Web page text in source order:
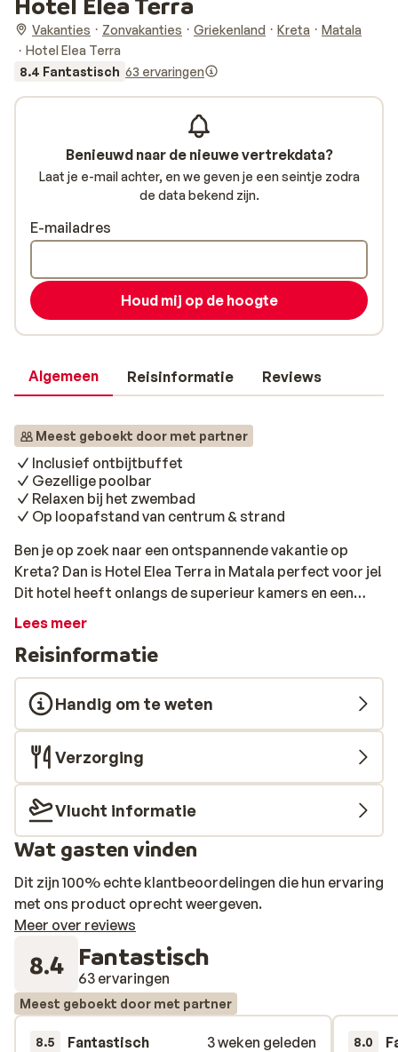
Vakanties Zonvakanties Griekenland Kreta
Matala
Hotel Elea Terra
8.4 Fantastisch 63 ervaringen
Algemeen Reisinformatie Reviews
Meest geboekt door met partner
Inclusief ontbijtbuffet
Gezellige poolbar
Relaxen bij het zwembad
Op loopafstand van centrum & strand
Ben je op zoek naar een ontspannende vakantie op
Kreta? Dan is Hotel Elea Terra in Matala perfect voor je!
Dit hotel heeft onlangs de superieur kamers en een
aantal faciliteiten gerenoveerd. Je hebt de keuze uit
heerlijk zwembad en een gezellige poolbar/restaurant.
Hotel Elea Terra is centraal gelegen in het leuke plaatsje
Matala, op loopafstand van het strand, restaurants en
bars. Matala is beroemd om zijn mooie strand, de
hippiecultuur uit de jaren '60 en de unieke
grotwoningen.
Lees meer
Reisinformatie
Handig om te weten
Verzorging
Vlucht informatie
Wat gasten vinden
Dit zijn 100% echte klantbeoordelingen die hun ervaring
met ons product oprecht weergeven.
Meer over reviews
8.4 Fantastisch
63 ervaringen
Meest geboekt door met partner
8.5 Fantastisch
3 weken geleden
8.0
Benieuwd naar de nieuwe vertrekdata?
Laat je e-mail achter, en we geven je een seintje zodra
de data bekend zijn.
E-mailadres
Houd mij op de hoogte